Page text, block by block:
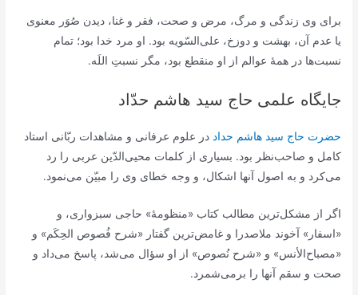
برای وی زندگی و مرگ، مرض و صحت، فقر و غنا، دیدن صُوَر معنوی
یا عدم آن، بهشت و دوزخ، علی‌السّویه بود. او مرد خدا بود؛ تمام
نسبت‌ها در همۀ عوالم از او منقطع بود، مگر نسبتِ اللَه.
جایگاه علمی حاج سید هاشم حدّاد
حضرت حاج سید هاشم حداد در علوم عرفانی و مشاهدات ربّانی استاد
کامل و صاحب‌نظر بود. بسیاری از کلمات محیی‌الدّین عربی را رد
می‌کرد و به اصول آنها اشکال، و وجه خطای وی را مبیّن می‌نمود.
اگر از مشکل‌ترین مطالب کتاب «منظومۀ» حاجی سبزواری، و
«اسفار» آخوند ملاصدرا و غامض‌ترین گفتار «شرح فُصوص الحِکَم» و
«مصباح‌الأنس» و «شرح نُصوص» از او سؤال می‌شد، پاسخ می‌داد و
صحت و سقم آنها را برمی‌شمرد.